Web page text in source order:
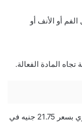
أو الأنف أو
المادة الفعالة.
يتوفر دواء Amikacin سبراي مضاد حيوي بسعر 21.75 جنيه في